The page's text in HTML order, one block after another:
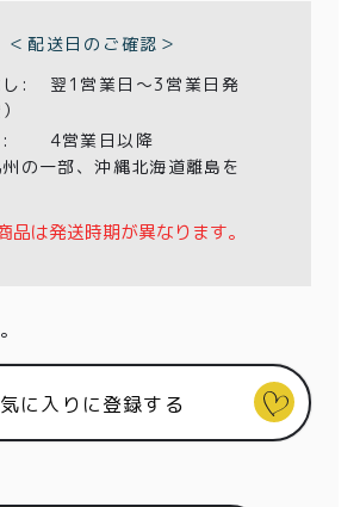
読みもの
お問い合わせ
＜配送日のご確認＞
:
翌1営業日〜3営業日発
4営業日以降
州の一部、沖縄北海道離島を
品は発送時期が異なります。
に入りに登録する